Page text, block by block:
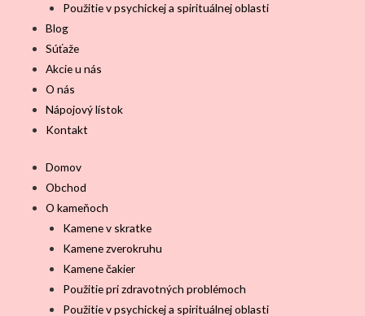
Použitie v psychickej a spirituálnej oblasti
Blog
Súťaže
Akcie u nás
O nás
Nápojový lístok
Kontakt
Domov
Obchod
O kameňoch
Kamene v skratke
Kamene zverokruhu
Kamene čakier
Použitie pri zdravotných problémoch
Použitie v psychickej a spirituálnej oblasti